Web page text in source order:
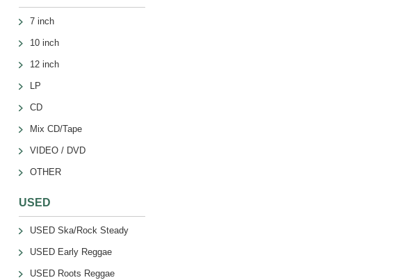
7 inch
10 inch
12 inch
LP
CD
Mix CD/Tape
VIDEO / DVD
OTHER
USED
USED Ska/Rock Steady
USED Early Reggae
USED Roots Reggae